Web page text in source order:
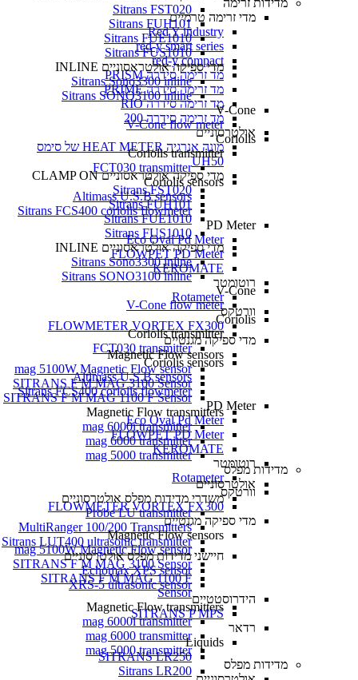
מדידות זרימה
מדי זרימה טרמיים
Red Y industry
red-y smart series
red-y compact
מד זרימה סידרה PRISM
מד זרימה סידרה PRIME
מד זרימה סידרה RIO
מד זרימה סידרה 200
אולטרסוניים
מונה אנרגיה HEAT METER של סימס
UH50
מדי ספיקה אולטראסוניים CLAMP ON
Sitrans FST020
Sitrans FUH101
Sitrans FUE1010
Sitrans FUS1010
מדי ספיקה אולטראסוניים INLINE
Sitrans Sono3300 inline
Sitrans SONO3100 inline
V-Cone
V-Cone flow meter
Coriolis
Coriolis transmitter
FCT030 transmitter
Coriolis sensors
Altimass U.S.B sensors
Sitrans FCS400 coriolis flowmeter
PD Meter
Eco Oval Pd Meter
FLOWPET PD Meter
KEROMATE
רוטומטר
Rotameter
וורטקס
FLOWMETER VORTEX FX300
מדי ספיקה מגנטיים
Magnetic Flow sensors
mag 5100W Magnetic Flow sensor
SITRANS F M MAG 3100 Sensor
SITRANS F M MAG 1100 F
Sensor
Magnetic Flow transmitters
mag 6000i transmitter
mag 6000 transmitter
mag 5000 transmitter
מדידות מפלס
Sitrans FST020
Sitrans FUH101
Sitrans FUE1010
Sitrans FUS1010
מדי ספיקה אולטראסוניים INLINE
Sitrans Sono3300 inline
Sitrans SONO3100 inline
V-Cone
V-Cone flow meter
Coriolis
Coriolis transmitter
FCT030 transmitter
Coriolis sensors
Altimass U.S.B sensors
Sitrans FCS400 coriolis flowmeter
PD Meter
Eco Oval Pd Meter
FLOWPET PD Meter
KEROMATE
רוטומטר
Rotameter
וורטקס
FLOWMETER VORTEX FX300
מדי ספיקה מגנטיים
Magnetic Flow sensors
mag 5100W Magnetic Flow sensor
SITRANS F M MAG 3100 Sensor
SITRANS F M MAG 1100 F Sensor
Magnetic Flow transmitters
mag 6000i transmitter
mag 6000 transmitter
mag 5000 transmitter
מדידות מפלס
אולטרסוניים
משדרי מדידות מפלס אולטרסוניים
Probe LU transmitter
MultiRanger 100/200 Transmitters
Sitrans LUT400 ultrasonic transmitter
חיישני מדידות מפלס אולטרסוניים
Echomax XPS sensor
XRS-5 ultrasonic sensor
הידרוסטטיים
SITRANS P MPS
רדאר
Liquids
SITRANS LR250
Sitrans LR200